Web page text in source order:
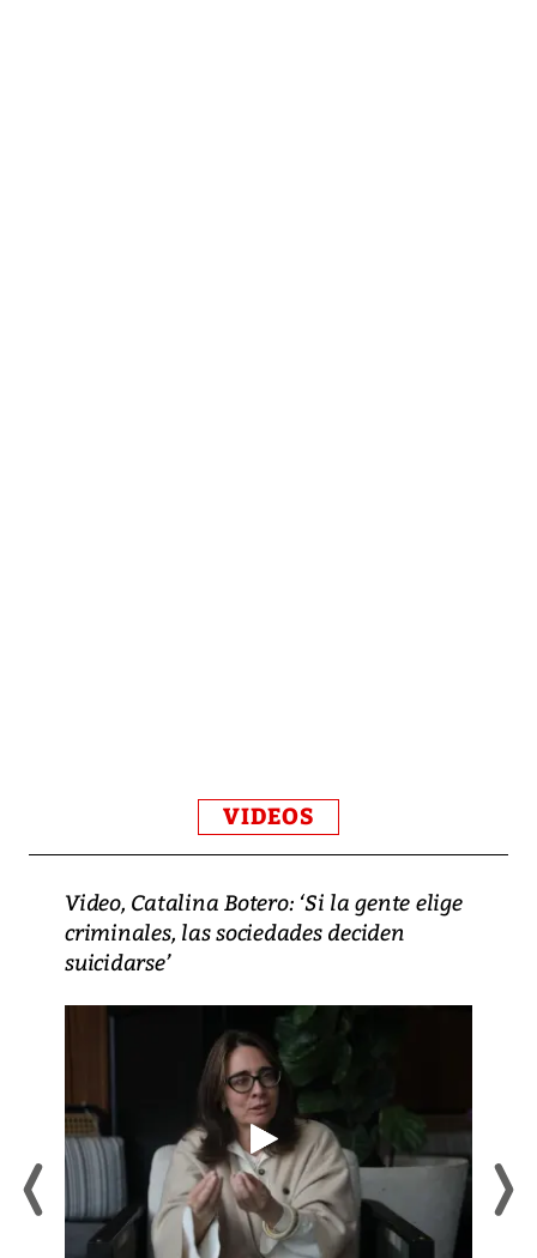
VIDEOS
Video, Catalina Botero: ‘Si la gente elige
criminales, las sociedades deciden
suicidarse’